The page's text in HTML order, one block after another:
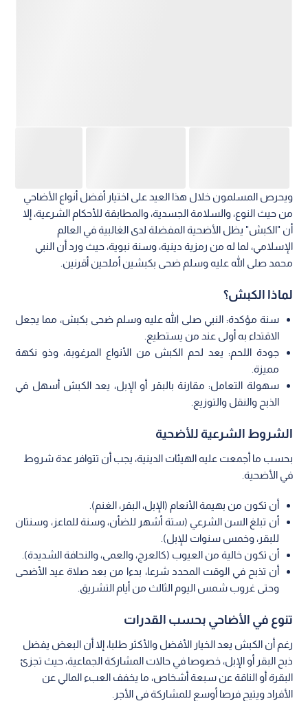
ويحرص المسلمون خلال هذا العيد على اختيار أفضل أنواع الأضاحي
من حيث النوع، والسلامة الجسدية، والمطابقة للأحكام الشرعية، إلا
أن "الكبش" يظل الأضحية المفضلة لدى الغالبية في العالم
الإسلامي، لما له من رمزية دينية، وسنة نبوية، حيث ورد أن النبي
محمد صلى الله عليه وسلم ضحى بكبشين أملحين أقرنين.
لماذا الكبش؟
سنة مؤكدة: النبي صلى الله عليه وسلم ضحى بكبش، مما يجعل
الاقتداء به أولى عند من يستطيع.
جودة اللحم: يعد لحم الكبش من الأنواع المرغوبة، وذو نكهة
مميزة.
سهولة التعامل: مقارنة بالبقر أو الإبل، يعد الكبش أسهل في
الذبح والنقل والتوزيع.
الشروط الشرعية للأضحية
بحسب ما أجمعت عليه الهيئات الدينية، يجب أن تتوافر عدة شروط
في الأضحية.
أن تكون من بهيمة الأنعام (الإبل، البقر، الغنم).
أن تبلغ السن الشرعي (ستة أشهر للضأن، وسنة للماعز، وسنتان
للبقر، وخمس سنوات للإبل).
أن تكون خالية من العيوب (كالعرج، والعمى، والنحافة الشديدة).
أن تذبح في الوقت المحدد شرعا، بدءا من بعد صلاة عيد الأضحى
وحتى غروب شمس اليوم الثالث من أيام التشريق.
تنوع في الأضاحي بحسب القدرات
رغم أن الكبش يعد الخيار الأفضل والأكثر طلبا، إلا أن البعض يفضل
ذبح البقر أو الإبل، خصوصا في حالات المشاركة الجماعية، حيث تجزئ
البقرة أو الناقة عن سبعة أشخاص، ما يخفف العبء المالي عن
الأفراد ويتيح فرصا أوسع للمشاركة في الأجر.